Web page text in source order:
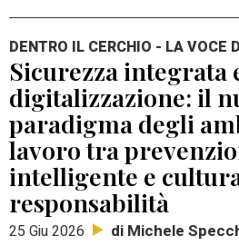
DENTRO IL CERCHIO - LA VOCE
Sicurezza integrata
digitalizzazione: il
paradigma degli
lavoro tra
intelligente e
responsabilità
25 Giu 2026 di Michele